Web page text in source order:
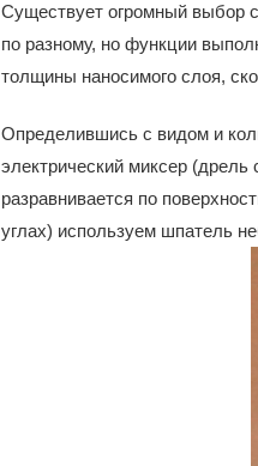
Существует огромный выбор
по разному, но функции
толщины наносимого слоя,
Определившись с видом и
электрический миксер
разравнивается по
углах) используем шпатель